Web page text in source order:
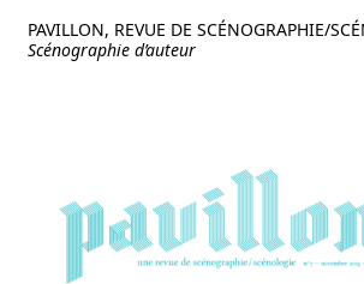
PAVILLON, REVUE DE SCÉNOGRAPHIE/
Scénographie d’auteur